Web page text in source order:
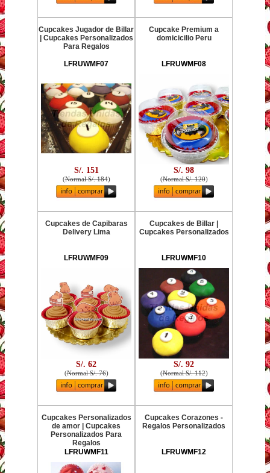
Cupcakes Jugador de Billar
| Cupcakes Personalizados
Para Regalos
LFRUWMF07
S/. 151
(Normal S/. 184)
Cupcake Premium a
domicicilio Peru
LFRUWMF08
S/. 98
(Normal S/. 120)
Cupcakes de Capibaras
Delivery Lima
LFRUWMF09
S/. 62
(Normal S/. 76)
Cupcakes de Billar |
Cupcakes Personalizados
LFRUWMF10
S/. 92
(Normal S/. 112)
Cupcakes Personalizados
de amor | Cupcakes
Personalizados Para
Regalos
LFRUWMF11
Cupcakes Corazones -
Regalos Personalizados
LFRUWMF12